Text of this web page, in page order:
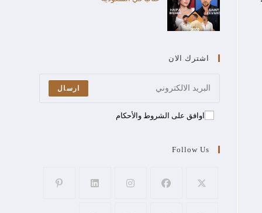
اشترك الان
ارسال
اوافق على الشروط والأحكام
Follow Us